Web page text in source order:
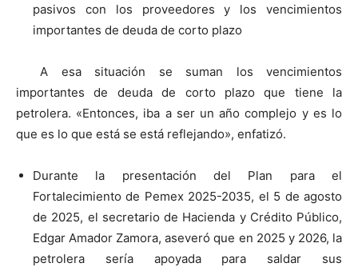
pasivos con los proveedores y los vencimientos
importantes de deuda de corto plazo
A esa situación se suman los vencimientos
importantes de deuda de corto plazo que tiene la
petrolera. «Entonces, iba a ser un año complejo y es lo
que es lo que está se está reflejando», enfatizó.
Durante la presentación del Plan para el
Fortalecimiento de Pemex 2025-2035, el 5 de agosto
de 2025, el secretario de Hacienda y Crédito Público,
Edgar Amador Zamora, aseveró que en 2025 y 2026, la
petrolera sería apoyada para saldar sus